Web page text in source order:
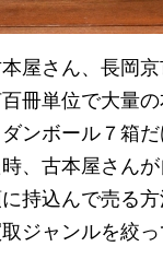
屋さん、長岡
冊単位で大量
ンボール７箱
、古本屋さん
持込んで売る方
ジャンルを絞